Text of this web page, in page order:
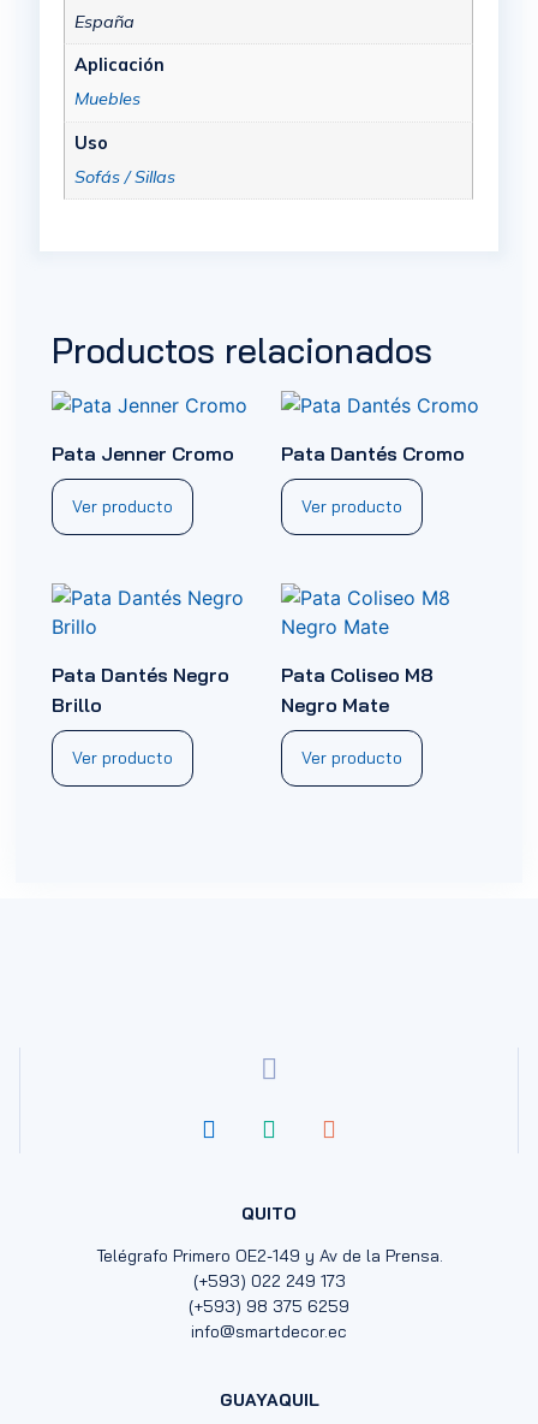
España
Aplicación
Muebles
Uso
Sofás / Sillas
Productos relacionados
Pata Jenner Cromo
Ver producto
Pata Dantés Cromo
Ver producto
Pata Dantés Negro
Brillo
Ver producto
Pata Coliseo M8
Negro Mate
Ver producto
QUITO
Telégrafo Primero OE2-149 y Av de la Prensa.
(+593) 022 249 173
(+593) 98 375 6259
info@smartdecor.ec
GUAYAQUIL